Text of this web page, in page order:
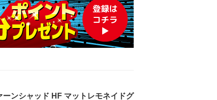
ンシャッド HF マットレモネイドグ